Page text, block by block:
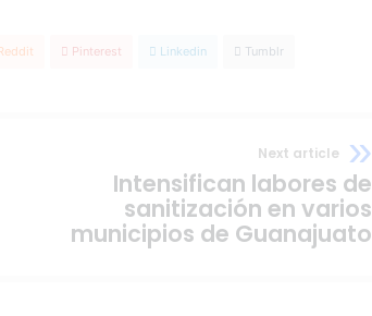
Pinterest Linkedin Tumblr
Next article
Intensifican labores de
sanitización en varios
municipios de Guanajuato